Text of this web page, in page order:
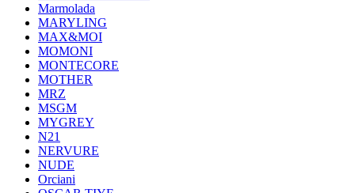
Marmolada
MARYLING
MAX&MOI
MOMONI
MONTECORE
MOTHER
MRZ
MSGM
MYGREY
N21
NERVURE
NUDE
Orciani